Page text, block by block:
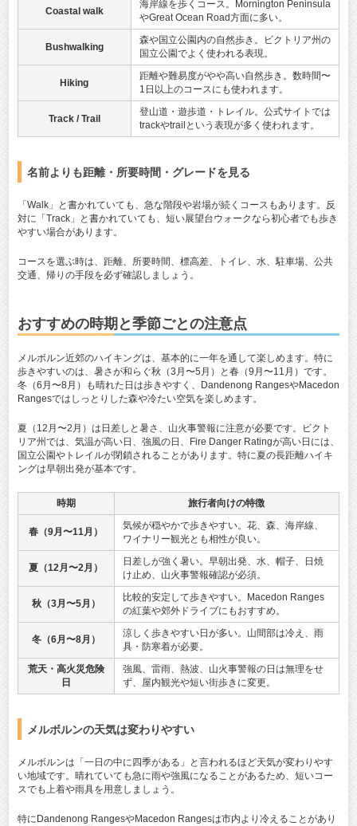
Coastal walk
海岸線を歩くコース。Mornington Peninsula
やGreat Ocean Road方面に多い。
Bushwalking
森や国立公園内の自然歩き。ビクトリア州の
国立公園でよく使われる表現。
Hiking
距離や難易度がやや高い自然歩き。数時間〜
1日以上のコースにも使われます。
Track / Trail
登山道・遊歩道・トレイル。公式サイトでは
trackやtrailという表現が多く使われます。
名前よりも距離・所要時間・グレードを見る
「Walk」と書かれていても、急な階段や岩場が続くコースもあります。反
対に「Track」と書かれていても、短い展望台ウォークなら初心者でも歩き
やすい場合があります。
コースを選ぶ時は、距離、所要時間、標高差、トイレ、水、駐車場、公共
交通、帰りの手段を必ず確認しましょう。
おすすめの時期と季節ごとの注意点
メルボルン近郊のハイキングは、基本的に一年を通して楽しめます。特に
歩きやすいのは、暑さが和らぐ秋（3月〜5月）と春（9月〜11月）です。
冬（6月〜8月）も晴れた日は歩きやすく、Dandenong RangesやMacedon
Rangesではしっとりした森や冷たい空気を楽しめます。
夏（12月〜2月）は日差しと暑さ、山火事警報に注意が必要です。ビクト
リア州では、気温が高い日、強風の日、Fire Danger Ratingが高い日には、
国立公園やトレイルが閉鎖されることがあります。特に夏の長距離ハイキ
ングは早朝出発が基本です。
時期 旅行者向けの特徴
春（9月〜11月）
気候が穏やかで歩きやすい。花、森、海岸線、
ワイナリー観光とも相性が良い。
夏（12月〜2月）
日差しが強く暑い。早朝出発、水、帽子、日焼
け止め、山火事警報確認が必須。
秋（3月〜5月）
比較的安定して歩きやすい。Macedon Ranges
の紅葉や郊外ドライブにもおすすめ。
冬（6月〜8月）
涼しく歩きやすい日が多い。山間部は冷え、雨
具・防寒着が必要。
荒天・高火災危険
日
強風、雷雨、熱波、山火事警報の日は無理をせ
ず、屋内観光や短い街歩きに変更。
メルボルンの天気は変わりやすい
メルボルンは「一日の中に四季がある」と言われるほど天気が変わりやす
い地域です。晴れていても急に雨や強風になることがあるため、短いコー
スでも上着や雨具を用意しましょう。
特にDandenong RangesやMacedon Rangesは市内より冷えることがあり